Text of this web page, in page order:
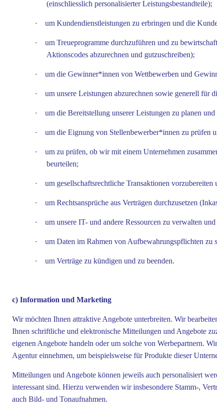
(einschliesslich personalisierter Leistungsbestandteile);
· um Kundendienstleistungen zu erbringen und die
·
um Treueprogramme durchzuführen und zu
Aktionscodes abzurechnen und gutzuschreiben);
· um die Gewinner*innen von Wettbewerben und
· um unsere Leistungen abzurechnen sowie generell für
· um die Bereitstellung unserer Leistungen zu planen
· um die Eignung von Stellenbewerber*innen zu prüfen
·
um zu prüfen, ob wir mit einem Unternehmen
beurteilen;
· um gesellschaftsrechtliche Transaktionen
· um Rechtsansprüche aus Verträgen durchzusetzen
· um unsere IT- und andere Ressourcen zu verwalten
· um Daten im Rahmen von Aufbewahrungspflichten zu
· um Verträge zu kündigen und zu beenden.
c) Information und Marketing
Wir möchten Ihnen attraktive Angebote unterbreiten. Wir
Ihnen schriftliche und elektronische Mitteilungen und Angebote
eigenen Angebote handeln oder um solche von Werbepartnern.
Agentur einnehmen, um beispielsweise für Produkte dieser
Mitteilungen und Angebote können jeweils auch personalisiert
interessant sind. Hierzu verwenden wir insbesondere Stamm-,
auch Bild- und Tonaufnahmen.